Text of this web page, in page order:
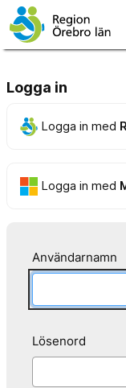
Logga in
Logga in med
Logga in med
Användarnamn
Lösenord